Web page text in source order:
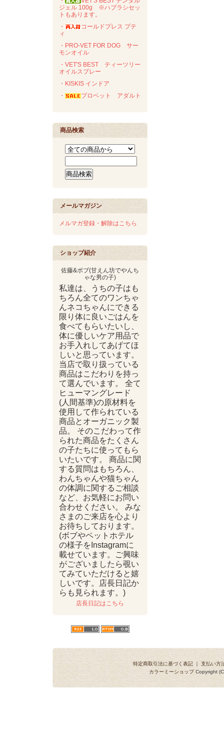
ジェル 100g ※ハブラシセッ
トもあります。
・
コールドプレス プテ
ィ
・PRO-VET FOR DOG サー
モンオイル
・VET'S BEST ティーツリー
オイルスプレー
・KISKIS インドア
・
プロベット アダルト
商品検索
メールマガジン
メルマガ登録・解除はこちら
ショップ紹介
佐藤&ボブ(甘えん坊でやんち
ゃな男の子)
私達は、うちの子はも
ちろん全てのワンちゃ
んネコちゃんにできる
限り体に良いごはんを
食べてもらいたいし、
体に優しいケア用品で
お手入れしてあげてほ
しいと思っています。
当店で取り扱っている
商品はこだわりを持っ
て選んでいます。 全て
ヒューマングレード
(人間基準)の原材料を
使用して作られている
商品とオーガニック製
品。 そのこだわって作
られた商品をたくさん
の子たちに使ってもら
いたいです。 商品に関
する質問はもちろん、
わんちゃんや猫ちゃん
の体調に関するご相談
など、お気軽にお問い
合わせください。 みな
さまのご来店を心より
お待ちしております。
(ボブやペットホテル
の様子をInstagramに
載せています。ご興味
がございましたら覗い
てみていただけると嬉
しいです。店長日記か
らも見られます。)
店長日記はこちら
特定商取引法に基づく表記 ｜ 支払い方
カラーミーショップCopyright